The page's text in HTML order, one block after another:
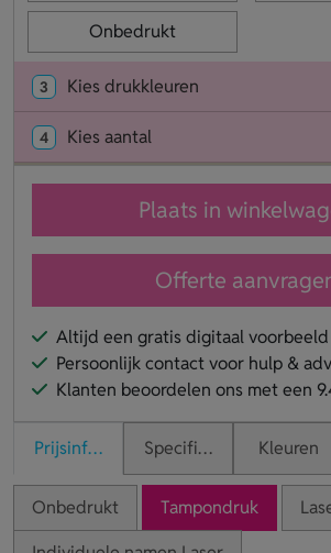
Onbedrukt
3 Kies drukkleuren
4 Kies aantal
Plaats in
Offerte
Altijd een gratis digitaal voorbeeld
Persoonlijk contact voor hulp &
Klanten beoordelen ons met een
PrijsinformatieSpecificaties Kleuren
Onbedrukt Tampondruk